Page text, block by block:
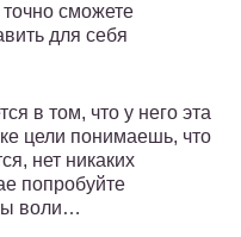
сможете
для себя
в том, что у него эта
цели понимаешь, что
нет никаких
попробуйте
воли…